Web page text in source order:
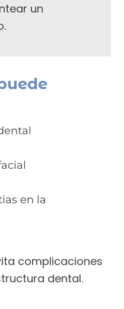
un
en la
complicaciones
dental.